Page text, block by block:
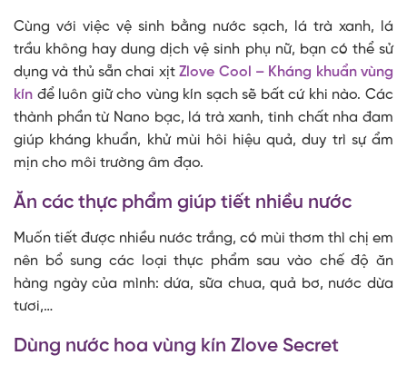
Cùng với việc vệ sinh bằng nước sạch, lá trà xanh, lá
trầu không hay dung dịch vệ sinh phụ nữ, bạn có thể sử
dụng và thủ sẵn chai xịtZlove Cool – Kháng khuẩn vùng
kín để luôn giữ cho vùng kín sạch sẽ bất cứ khi nào. Các
thành phần từ Nano bạc, lá trà xanh, tinh chất nha đam
giúp kháng khuẩn, khử mùi hôi hiệu quả, duy trì sự ẩm
mịn cho môi trường âm đạo.
Ăn các thực phẩm giúp tiết nhiều nước
Muốn tiết được nhiều nước trắng, có mùi thơm thì chị em
nên bổ sung các loại thực phẩm sau vào chế độ ăn
hàng ngày của mình: dứa, sữa chua, quả bơ, nước dừa
tươi,…
Dùng nước hoa vùng kín Zlove Secret